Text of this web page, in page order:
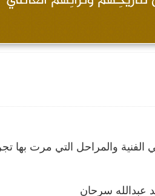
والمراحل التي مرت بها
عبدالله سرحان